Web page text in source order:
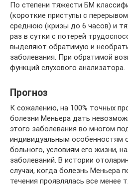
По степени тяжести БМ
(короткие приступы с
среднюю (кризы до 6 часов) и
раз в сутки с потерей
выделяют обратимую и
заболевания. При обратимой
функций слухового анализатора.
Прогноз
К сожалению, на 100% точных
болезни Меньера дать
этого заболевания во многом
индивидуальным особенностям
больного, условиям его жизни,
заболеваний. В истории
случаи, когда болезнь Меньера
течения проявлялась все